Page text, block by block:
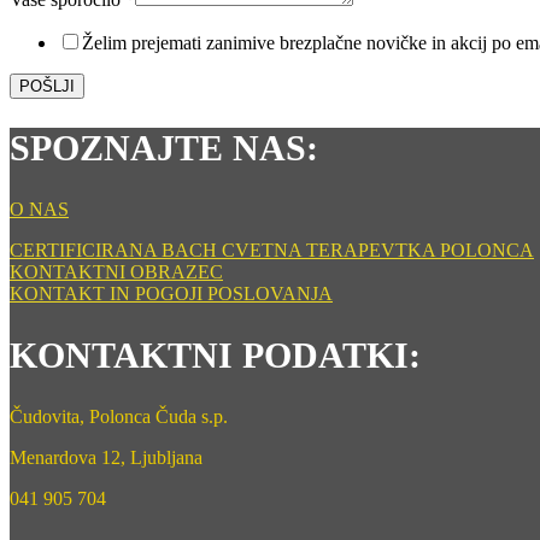
sporočilo
Želim prejemati zanimive brezplačne novičke in akcij po
POŠLJI
SPOZNAJTE NAS:
O NAS
CERTIFICIRANA BACH CVETNA TERAPEVTKA POLONCA
KONTAKTNI OBRAZEC
KONTAKT IN POGOJI POSLOVANJA
KONTAKTNI PODATKI:
Čudovita, Polonca Čuda s.p.
Menardova 12, Ljubljana
041 905 704